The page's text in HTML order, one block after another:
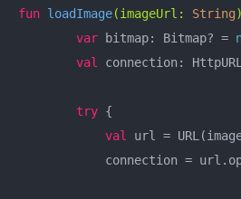
fun loadImage(imageUrl: String)
var bitmap: Bitmap? =
val
connection:
try {
val
url =
connection =